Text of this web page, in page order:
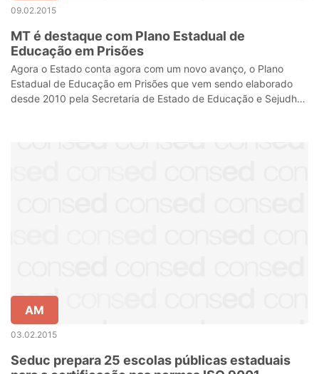
09.02.2015
MT é destaque com Plano Estadual de
Educação em Prisões
Agora o Estado conta agora com um novo avanço, o Plano
Estadual de Educação em Prisões que vem sendo elaborado
desde 2010 pela Secretaria de Estado de Educação e Sejudh
AM
03.02.2015
Seduc prepara 25 escolas públicas estaduais